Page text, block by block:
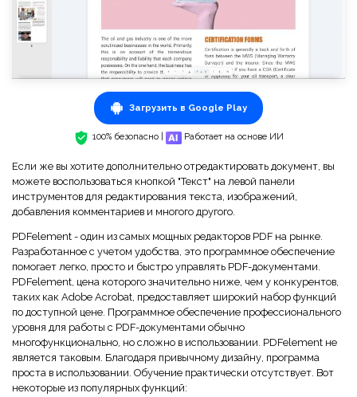
Загрузить в Google Play
100% безопасно | Работает на основе ИИ
Если же вы хотите дополнительно отредактировать документ, вы
можете воспользоваться кнопкой "Текст" на левой панели
инструментов для редактирования текста, изображений,
добавления комментариев и многого другого.
PDFelement - один из самых мощных редакторов PDF на рынке.
Разработанное с учетом удобства, это программное обеспечение
помогает легко, просто и быстро управлять PDF-документами.
PDFelement, цена которого значительно ниже, чем у конкурентов,
таких как Adobe Acrobat, предоставляет широкий набор функций
по доступной цене. Программное обеспечение профессионального
уровня для работы с PDF-документами обычно
многофункционально, но сложно в использовании. PDFelement не
является таковым. Благодаря привычному дизайну, программа
проста в использовании. Обучение практически отсутствует. Вот
некоторые из популярных функций: